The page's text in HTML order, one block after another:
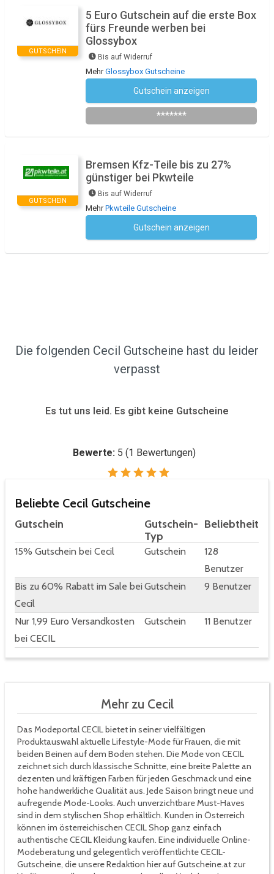
GUTSCHEIN
5 Euro Gutschein auf die erste Box
fürs Freunde werben bei
Glossybox
Bis auf Widerruf
MehrGlossybox Gutscheine
Gutschein anzeigen
*******
GUTSCHEIN
Bremsen Kfz-Teile bis zu 27%
günstiger bei Pkwteile
Bis auf Widerruf
MehrPkwteile Gutscheine
Gutschein anzeigen
Die folgenden Cecil Gutscheine hast du leider
verpasst
Es tut uns leid. Es gibt keine Gutscheine
Bewerte: 5 (1 Bewertungen)
Beliebte Cecil Gutscheine
Gutschein
Gutschein-
Typ
Beliebtheit
15% Gutschein bei Cecil Gutschein
128
Benutzer
Bis zu 60% Rabatt im Sale bei
Cecil
Gutschein 9 Benutzer
Nur 1,99 Euro Versandkosten
bei CECIL
Gutschein 11 Benutzer
Mehr zu Cecil
Das Modeportal CECIL bietet in seiner vielfältigen
Produktauswahl aktuelle Lifestyle-Mode für Frauen, die mit
beiden Beinen auf dem Boden stehen. Die Mode von CECIL
zeichnet sich durch klassische Schnitte, eine breite Palette an
dezenten und kräftigen Farben für jeden Geschmack und eine
hohe handwerkliche Qualität aus. Jede Saison bringt neue und
aufregende Mode-Looks. Auch unverzichtbare Must-Haves
sind in dem stylischen Shop erhältlich. Kunden in Österreich
können im österreichischen CECIL Shop ganz einfach
authentische CECIL Kleidung kaufen. Eine individuelle Online-
Modeberatung und gelegentlich veröffentlichte CECIL-
Gutscheine, die unsere Redaktion hier auf Gutscheine.at zur